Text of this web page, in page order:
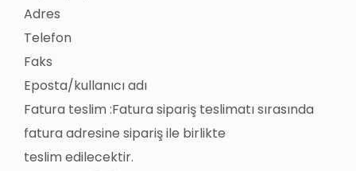
Adres
Telefon
Faks
Eposta/kullanıcı adı
Fatura teslim :Fatura sipariş teslimatı sırasında
fatura adresine sipariş ile birlikte
teslim edilecektir.